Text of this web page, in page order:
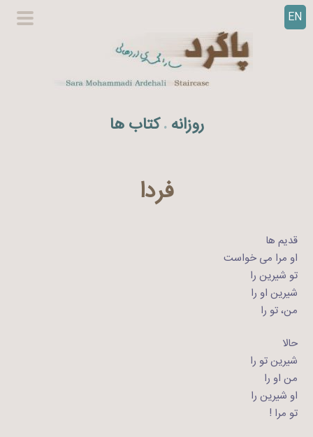
EN
روزانه . کتاب ها
فردا
قدیم ها
او مرا می خواست
تو شیرین را
شیرین او را
من، تو را
حالا
شیرین تو را
من او را
او شیرین را
تو مرا !